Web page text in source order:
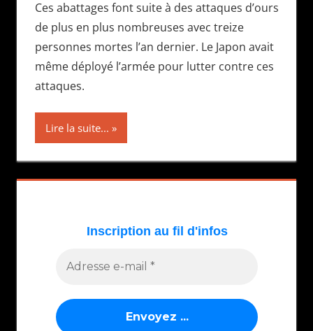
Ces abattages font suite à des attaques d’ours
de plus en plus nombreuses avec treize
personnes mortes l’an dernier. Le Japon avait
même déployé l’armée pour lutter contre ces
attaques.
Lire la suite...